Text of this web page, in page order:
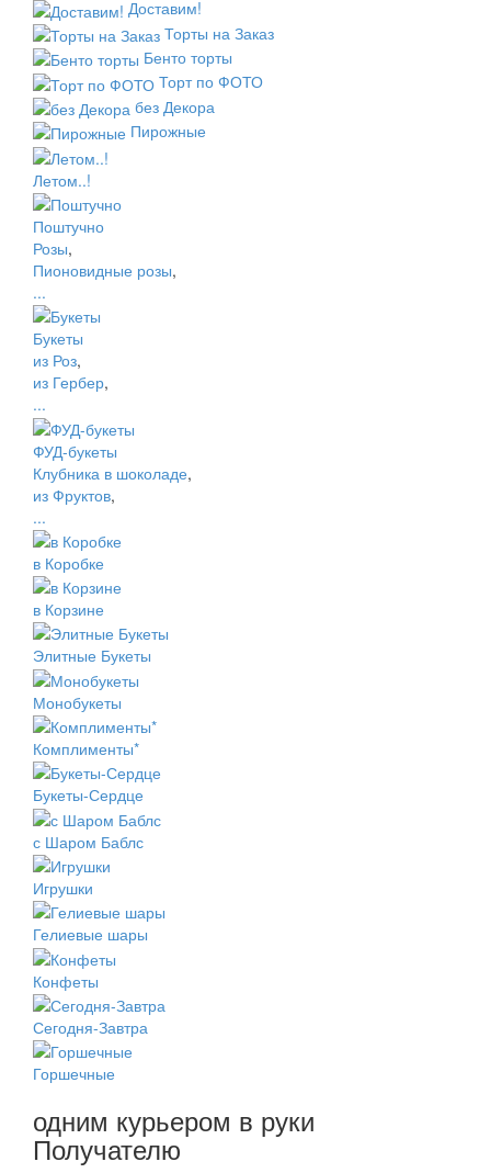
Доставим!
Торты на Заказ
Бенто торты
Торт по ФОТО
без Декора
Пирожные
Летом..!
Поштучно
Розы,
Пионовидные розы,
...
Букеты
из Роз,
из Гербер,
...
ФУД-букеты
Клубника в шоколаде,
из Фруктов,
...
в Коробке
в Корзине
Элитные Букеты
Монобукеты
Комплименты*
Букеты-Сердце
с Шаром Баблс
Игрушки
Гелиевые шары
Конфеты
Сегодня-Завтра
Горшечные
одним курьером в руки
Получателю